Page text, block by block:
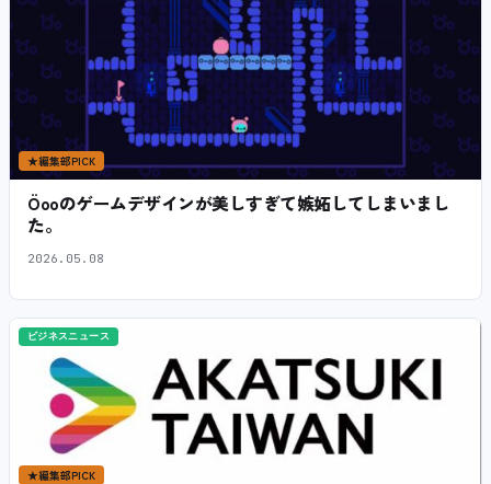
★編集部PICK
Öooのゲームデザインが美しすぎて嫉妬してしまいまし
た。
2026.05.08
ビジネスニュース
★編集部PICK